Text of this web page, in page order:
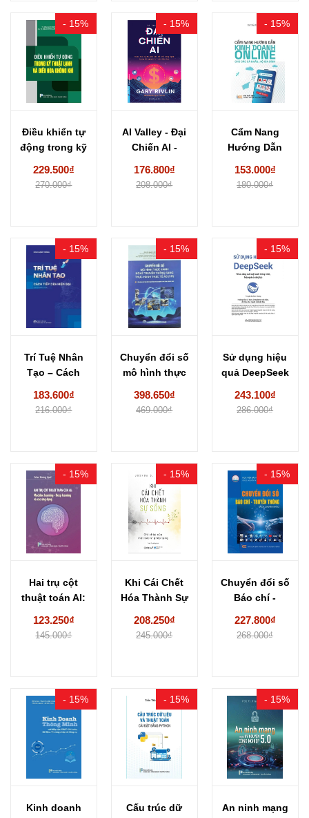
- 15%
Điều khiển tự
động trong kỹ
229.500₫
270.000₫
- 15%
AI Valley - Đại
Chiến AI -
176.800₫
208.000₫
- 15%
Cẩm Nang
Hướng Dẫn
153.000₫
180.000₫
- 15%
Trí Tuệ Nhân
Tạo – Cách
183.600₫
216.000₫
- 15%
Chuyển đổi số
mô hình thực
398.650₫
469.000₫
- 15%
Sử dụng hiệu
quả DeepSeek
243.100₫
286.000₫
- 15%
Hai trụ cột
thuật toán AI:
123.250₫
145.000₫
- 15%
Khi Cái Chết
Hóa Thành Sự
208.250₫
245.000₫
- 15%
Chuyển đổi số
Báo chí -
227.800₫
268.000₫
- 15%
Kinh doanh
- 15%
Cấu trúc dữ
- 15%
An ninh mạng